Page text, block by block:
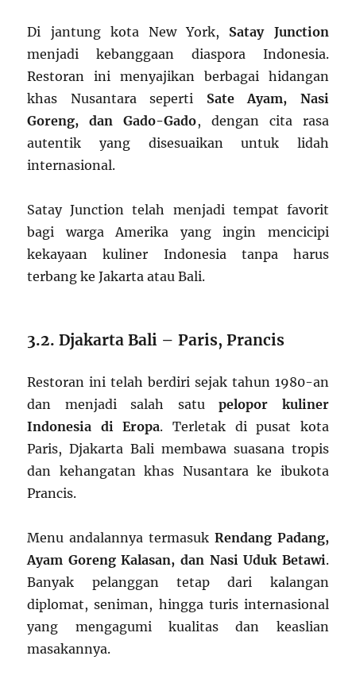
Di jantung kota New York, Satay Junction
menjadi kebanggaan diaspora Indonesia.
Restoran ini menyajikan berbagai hidangan
khas Nusantara seperti Sate Ayam, Nasi
Goreng, dan Gado-Gado, dengan cita rasa
autentik yang disesuaikan untuk lidah
internasional.
Satay Junction telah menjadi tempat favorit
bagi warga Amerika yang ingin mencicipi
kekayaan kuliner Indonesia tanpa harus
terbang ke Jakarta atau Bali.
3.2. Djakarta Bali – Paris, Prancis
Restoran ini telah berdiri sejak tahun 1980-an
dan menjadi salah satupelopor kuliner
Indonesia di Eropa. Terletak di pusat kota
Paris, Djakarta Bali membawa suasana tropis
dan kehangatan khas Nusantara ke ibukota
Prancis.
Menu andalannya termasuk Rendang Padang,
Ayam Goreng Kalasan, dan Nasi Uduk Betawi.
Banyak pelanggan tetap dari kalangan
diplomat, seniman, hingga turis internasional
yang mengagumi kualitas dan keaslian
masakannya.